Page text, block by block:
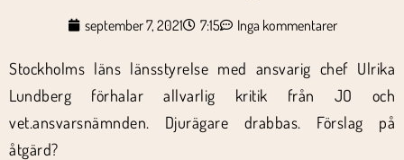
september 7, 2021 7:15 Inga kommentarer
Stockholms läns länsstyrelse med ansvarig chef Ulrika
Lundberg förhalar allvarlig kritik från JO och
vet.ansvarsnämnden. Djurägare drabbas. Förslag på
åtgärd?